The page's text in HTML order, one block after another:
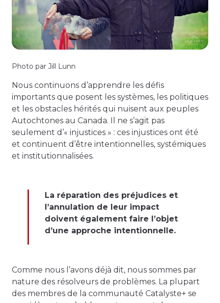
Photo par Jill Lunn
Nous continuons d’apprendre les défis
importants que posent les systèmes, les politiques
et les obstacles hérités qui nuisent aux peuples
Autochtones au Canada. Il ne s’agit pas
seulement d’« injustices » : ces injustices ont été
et continuent d’être intentionnelles, systémiques
et institutionnalisées.
La réparation des préjudices et
l’annulation de leur impact
doivent également faire l’objet
d’une approche intentionnelle.
Comme nous l’avons déjà dit, nous sommes par
nature des résolveurs de problèmes. La plupart
des membres de la communauté Catalyste+ se